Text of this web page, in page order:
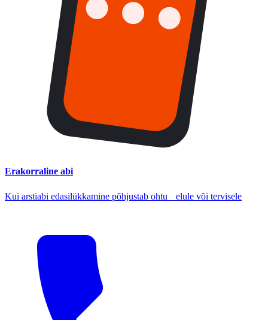
Erakorraline abi
Kui arstiabi edasilükkamine põhjustab ohtu elule või tervisele